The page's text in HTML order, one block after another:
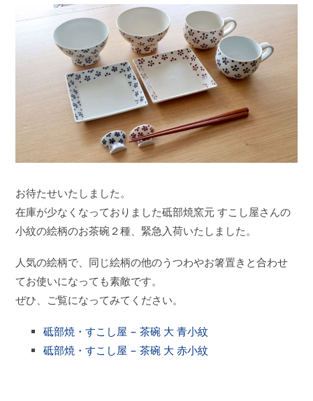
お待たせいたしました。
在庫が少なくなっておりました砥部焼窯元 すこし屋さんの
小紋の絵柄のお茶碗２種、緊急入荷いたしました。
人気の絵柄で、同じ絵柄の他のうつわやお箸置きと合わせ
てお使いになっても素敵です。
ぜひ、ご覧になってみてください。
砥部焼・すこし屋 − 茶碗 大 青小紋
砥部焼・すこし屋 − 茶碗 大 赤小紋